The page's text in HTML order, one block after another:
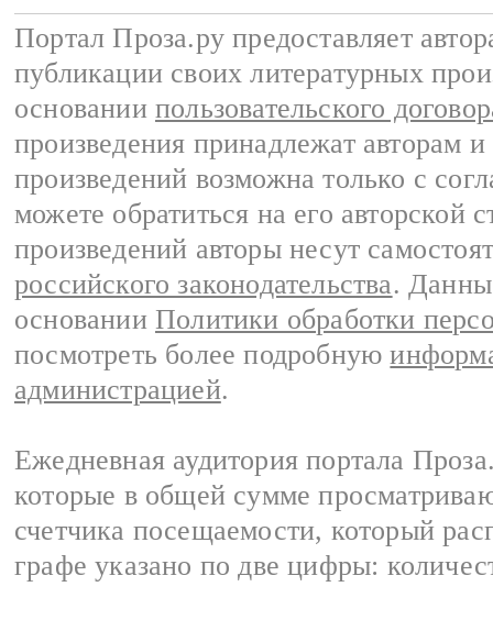
Портал Проза.ру предоставляет
публикации своих литературных
основании пользовательского
произведения принадлежат авторам
произведений возможна только с
можете обратиться на его авторской
произведений авторы несут
российского законодательства.
основании Политики обработки
посмотреть более подробную
администрацией.
Ежедневная аудитория портала
которые в общей сумме
счетчика посещаемости, который
графе указано по две цифры: